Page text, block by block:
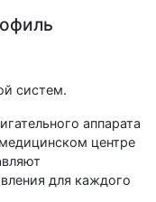
систем.
аппарата
центре
для каждого